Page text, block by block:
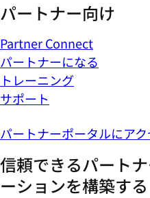
パートナー向け
Partner Connect
パートナーになる
トレーニング
サポート
パートナーポータルにア
信頼できるパート
ーションを構築する